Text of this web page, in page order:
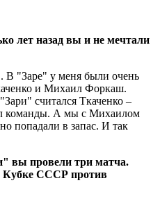
лет назад вы и не мечтали
В "Заре" у меня были очень
и Михаил Форкаш.
считался Ткаченко –
команды. А мы с Михаилом
попадали в запас. И так
вы провели три матча.
СССР против